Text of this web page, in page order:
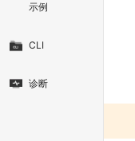
示例
CLI
诊断